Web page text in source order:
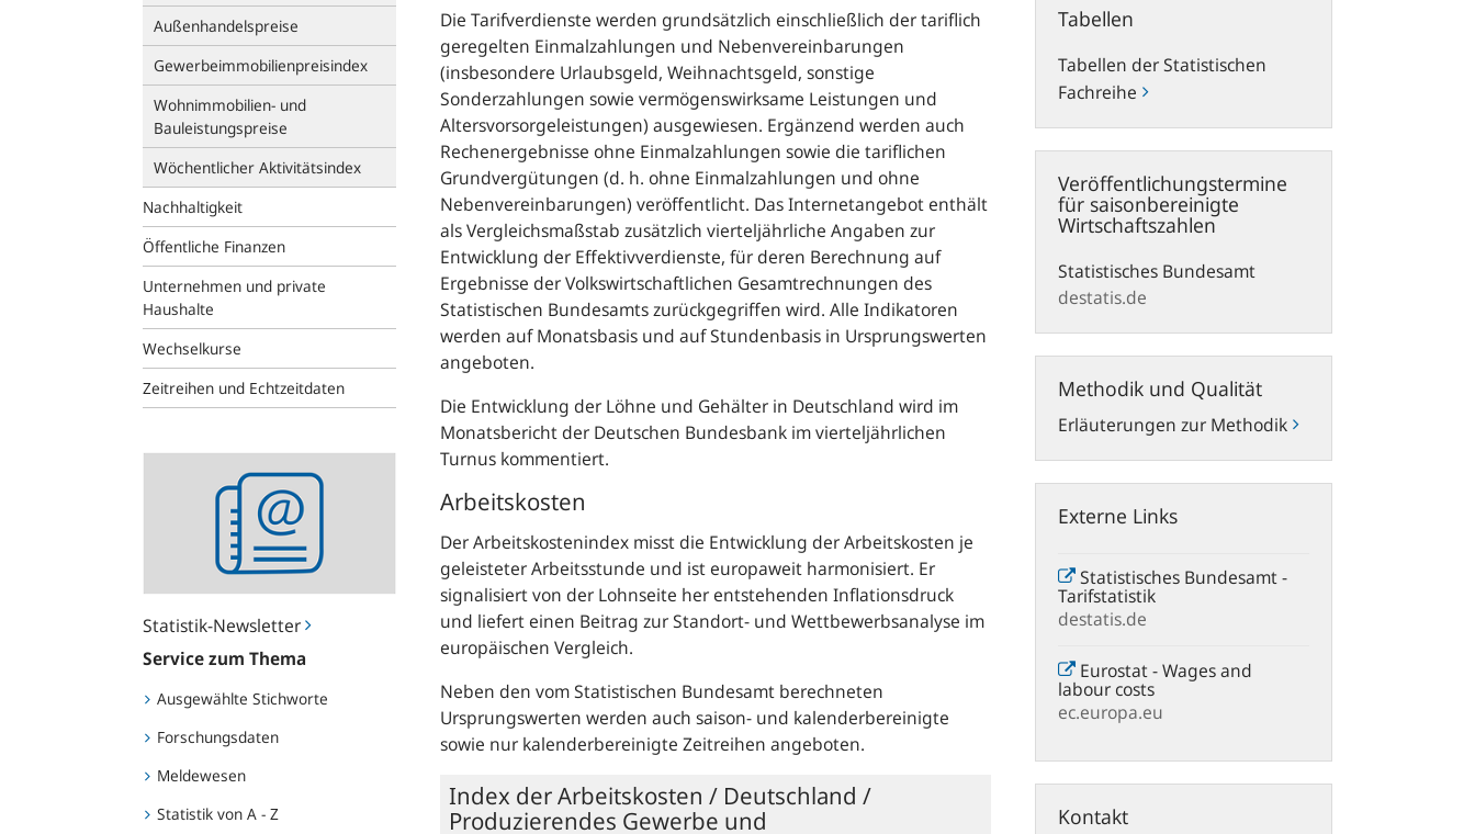
Außenhandelspreise
Gewerbeimmobilienpreisindex
Wohnimmobilien- und
Bauleistungspreise
Wöchentlicher Aktivitätsindex
Nachhaltigkeit
Öffentliche Finanzen
Unternehmen und private
Haushalte
Wechselkurse
Zeitreihen und Echtzeitdaten
Statistik-Newsletter
Newsletter
Service zum Thema
Ausgewählte Stichworte
Forschungsdaten
Meldewesen
Statistik von A - Z
Die Tarifverdienste werden grundsätzlich einschließlich der tariflich
geregelten Einmalzahlungen und Nebenvereinbarungen
(insbesondere Urlaubsgeld, Weihnachtsgeld, sonstige
Sonderzahlungen sowie vermögenswirksame Leistungen und
Altersvorsorgeleistungen) ausgewiesen. Ergänzend werden auch
Rechenergebnisse ohne Einmalzahlungen sowie die tariflichen
Grundvergütungen (d. h. ohne Einmalzahlungen und ohne
Nebenvereinbarungen) veröffentlicht. Das Internetangebot enthält
als Vergleichsmaßstab zusätzlich vierteljährliche Angaben zur
Entwicklung der Effektivverdienste, für deren Berechnung auf
Ergebnisse der Volkswirtschaftlichen Gesamtrechnungen des
Statistischen Bundesamts zurückgegriffen wird. Alle Indikatoren
werden auf Monatsbasis und auf Stundenbasis in Ursprungswerten
angeboten.
Die Entwicklung der Löhne und Gehälter in Deutschland wird im
Monatsbericht der Deutschen Bundesbank im vierteljährlichen
Turnus kommentiert.
Arbeitskosten
Der Arbeitskostenindex misst die Entwicklung der Arbeitskosten je
geleisteter Arbeitsstunde und ist europaweit harmonisiert. Er
signalisiert von der Lohnseite her entstehenden Inflationsdruck
und liefert einen Beitrag zur Standort- und Wettbewerbsanalyse im
europäischen Vergleich.
Neben den vom Statistischen Bundesamt berechneten
Ursprungswerten werden auch saison- und kalenderbereinigte
sowie nur kalenderbereinigte Zeitreihen angeboten.
Index der Arbeitskosten / Deutschland /
Produzierendes Gewerbe und
Tabellen
Tabellen der Statistischen
Fachreihe
Veröffentlichungstermine
für saisonbereinigte
Wirtschaftszahlen
Statistisches Bundesamt
destatis.de
Methodik und Qualität
Erläuterungen zur Methodik
und
Qualität
Externe Links
Statistisches Bundesamt -
Tarifstatistik
destatis.de
Eurostat - Wages and
labour costs
ec.europa.eu
Kontakt